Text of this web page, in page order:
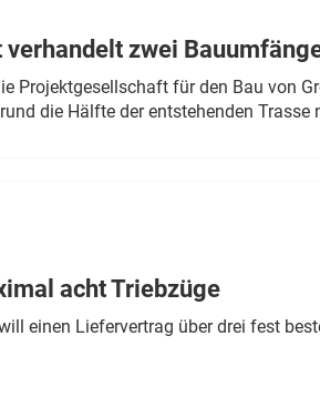
zwei
Projektgesellschaft für den Bau von
die Hälfte der entstehenden Trasse
acht Triebzüge
einen Liefervertrag über drei fest